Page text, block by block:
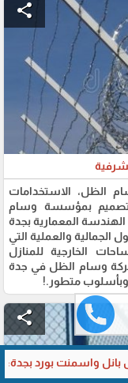
وأيهما أفضل
share
الظل، الاستخدامات
التصميم بمؤسسة وسام
الهندسة المعمارية بجدة
والعملية التي
الخارجية للمنازل
شركة وسام الظل في جدة
وبأسلوب متطور.!
share